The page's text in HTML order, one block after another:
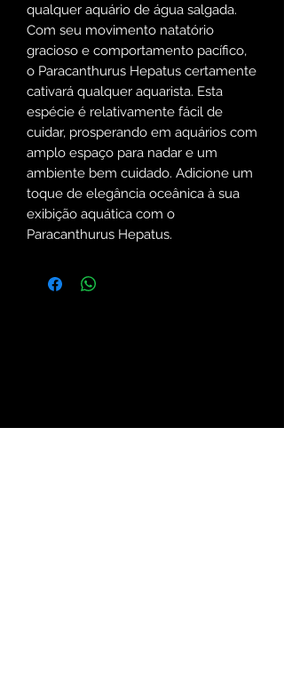
qualquer aquário de água salgada.
Com seu movimento natatório
gracioso e comportamento pacífico,
o Paracanthurus Hepatus certamente
cativará qualquer aquarista. Esta
espécie é relativamente fácil de
cuidar, prosperando em aquários com
amplo espaço para nadar e um
ambiente bem cuidado. Adicione um
toque de elegância oceânica à sua
exibição aquática com o
Paracanthurus Hepatus.